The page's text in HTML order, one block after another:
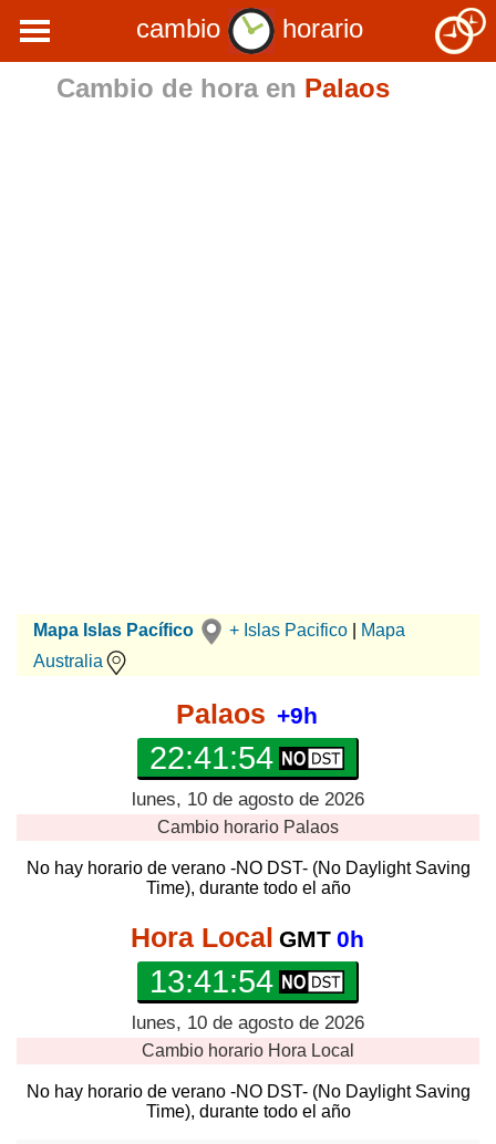
cambio
horario
Cambio de hora en Palaos
Mapa Islas Pacífico + Islas Pacifico
Mapa
Australia
Palaos +9h
22:41:55
lunes, 10 de agosto de 2026
Cambio horario Palaos
No hay horario de verano -NO DST- (No Daylight Saving
Time), durante todo el año
Hora Local GMT 0h
13:41:55
lunes, 10 de agosto de 2026
Cambio horario Hora Local
No hay horario de verano -NO DST- (No Daylight Saving
Time), durante todo el año